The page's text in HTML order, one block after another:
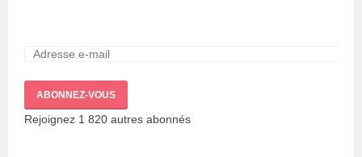
Adresse
mail :
ABONNEZ-VOUS
Rejoignez 1 820 autres abonnés